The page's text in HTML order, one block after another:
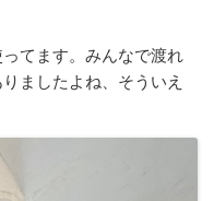
てます。みんなで渡れ
ましたよね、そういえ